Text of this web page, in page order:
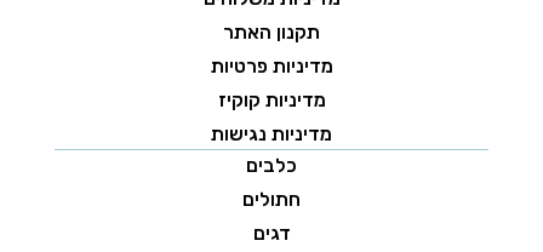
תקנון האתר
מדיניות פרטיות
מדיניות קוקיז
מדיניות נגישות
כלבים
חתולים
דגים